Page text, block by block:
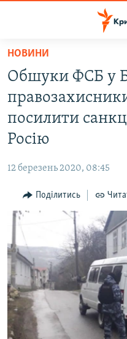
Перейти
основного
матеріалу
Перейти
до
основної
Перейти
пошуку
НОВИНИ
ВОДА.КРИМ
ВІДЕО ТА ФОТО
ПОЛІТИКА
ПОГЛЯД
ІНТЕРВ'Ю
ВСЕ ЗА ДЕНЬ
СПЕЦПРОЕКТИ
ДЕПОРТАЦІЯ
ВІДЕОУРОКИ «ELIFBE»
СВІДЧЕННЯ ОКУПАЦІЇ
УКРАЇНСЬКА ПРОБЛЕМА
ЯК ОБІЙТИ
Русский
Qırımtatar
НОВИНИ
Обшуки ФСБ у
посилити
Росію
12 березень 2020, 08:45
Поділитись